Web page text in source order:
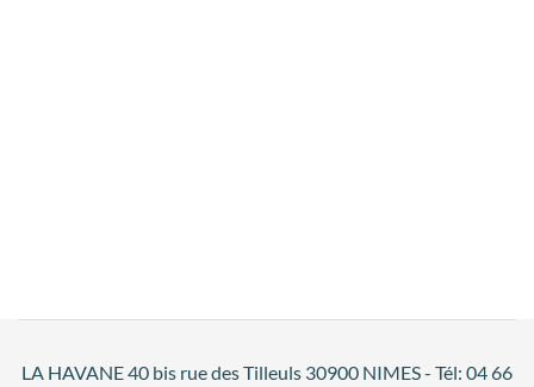
LA HAVANE 40 bis rue des Tilleuls 30900 NIMES - Tél: 04 66